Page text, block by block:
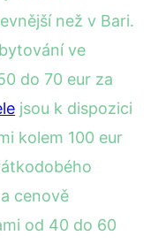
než v Bari.
ve
do 70 eur za
jsou k dispozici
kolem 100 eur
cenově
od 40 do 60